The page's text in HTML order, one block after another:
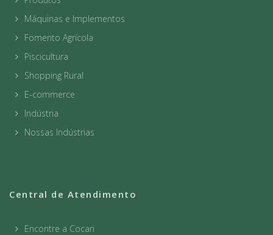
Máquinas e Implementos
Fomento Agrícola
Piscicultura
Shopping Rural
E-commerce
Indústria
Nossas Indústrias
Central de Atendimento
Encontre a Cocari